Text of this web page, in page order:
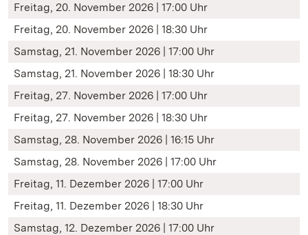
Freitag, 20. November 2026 | 17:00 Uhr
Freitag, 20. November 2026 | 18:30 Uhr
Samstag, 21. November 2026 | 17:00 Uhr
Samstag, 21. November 2026 | 18:30 Uhr
Freitag, 27. November 2026 | 17:00 Uhr
Freitag, 27. November 2026 | 18:30 Uhr
Samstag, 28. November 2026 | 16:15 Uhr
Samstag, 28. November 2026 | 17:00 Uhr
Freitag, 11. Dezember 2026 | 17:00 Uhr
Freitag, 11. Dezember 2026 | 18:30 Uhr
Samstag, 12. Dezember 2026 | 17:00 Uhr